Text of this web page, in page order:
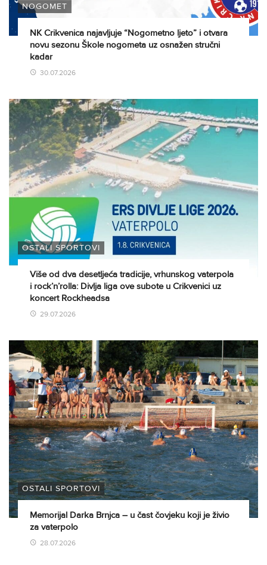
NOGOMET
NK Crikvenica najavljuje “Nogometno ljeto” i otvara
novu sezonu Škole nogometa uz osnažen stručni
kadar
30.07.2026
OSTALI SPORTOVI
Više od dva desetljeća tradicije, vrhunskog vaterpola
i rock’n’rolla: Divlja liga ove subote u Crikvenici uz
koncert Rockheadsa
29.07.2026
OSTALI SPORTOVI
Memorijal Darka Brnjca – u čast čovjeku koji je živio
za vaterpolo
28.07.2026